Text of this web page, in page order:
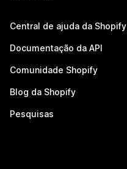
Central de ajuda da Shopify
Documentação da API
Comunidade Shopify
Blog da Shopify
Pesquisas